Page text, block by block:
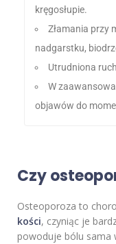
kręgosłupie.
Złamania przy
nadgarstku,
Utrudniona
W
objawów do
Czy
Osteoporoza to
kości, czyniąc je
powoduje bólu sama